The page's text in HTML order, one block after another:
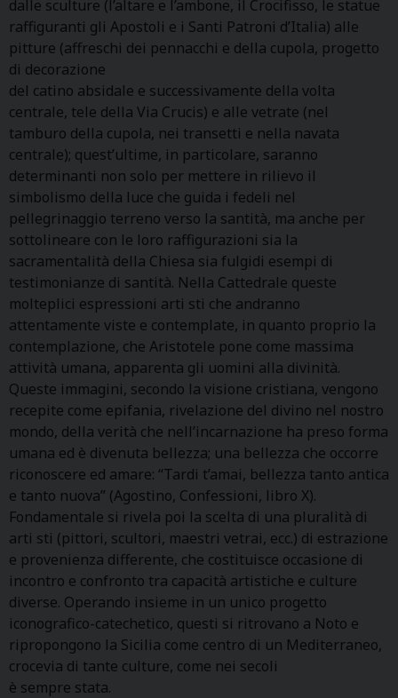
dalle sculture (l’altare e l’ambone, il Crocifisso, le statue
raffiguranti gli Apostoli e i Santi Patroni d’Italia) alle
pitture (affreschi dei pennacchi e della cupola, progetto
di decorazione
del catino absidale e successivamente della volta
centrale, tele della Via Crucis) e alle vetrate (nel
tamburo della cupola, nei transetti e nella navata
centrale); quest’ultime, in particolare, saranno
determinanti non solo per mettere in rilievo il
simbolismo della luce che guida i fedeli nel
pellegrinaggio terreno verso la santità, ma anche per
sottolineare con le loro raffigurazioni sia la
sacramentalità della Chiesa sia fulgidi esempi di
testimonianze di santità. Nella Cattedrale queste
molteplici espressioni arti sti che andranno
attentamente viste e contemplate, in quanto proprio la
contemplazione, che Aristotele pone come massima
attività umana, apparenta gli uomini alla divinità.
Queste immagini, secondo la visione cristiana, vengono
recepite come epifania, rivelazione del divino nel nostro
mondo, della verità che nell’incarnazione ha preso forma
umana ed è divenuta bellezza; una bellezza che occorre
riconoscere ed amare: “Tardi t’amai, bellezza tanto antica
e tanto nuova” (Agostino, Confessioni, libro X).
Fondamentale si rivela poi la scelta di una pluralità di
arti sti (pittori, scultori, maestri vetrai, ecc.) di estrazione
e provenienza differente, che costituisce occasione di
incontro e confronto tra capacità artistiche e culture
diverse. Operando insieme in un unico progetto
iconografico-catechetico, questi si ritrovano a Noto e
ripropongono la Sicilia come centro di un Mediterraneo,
crocevia di tante culture, come nei secoli
è sempre stata.